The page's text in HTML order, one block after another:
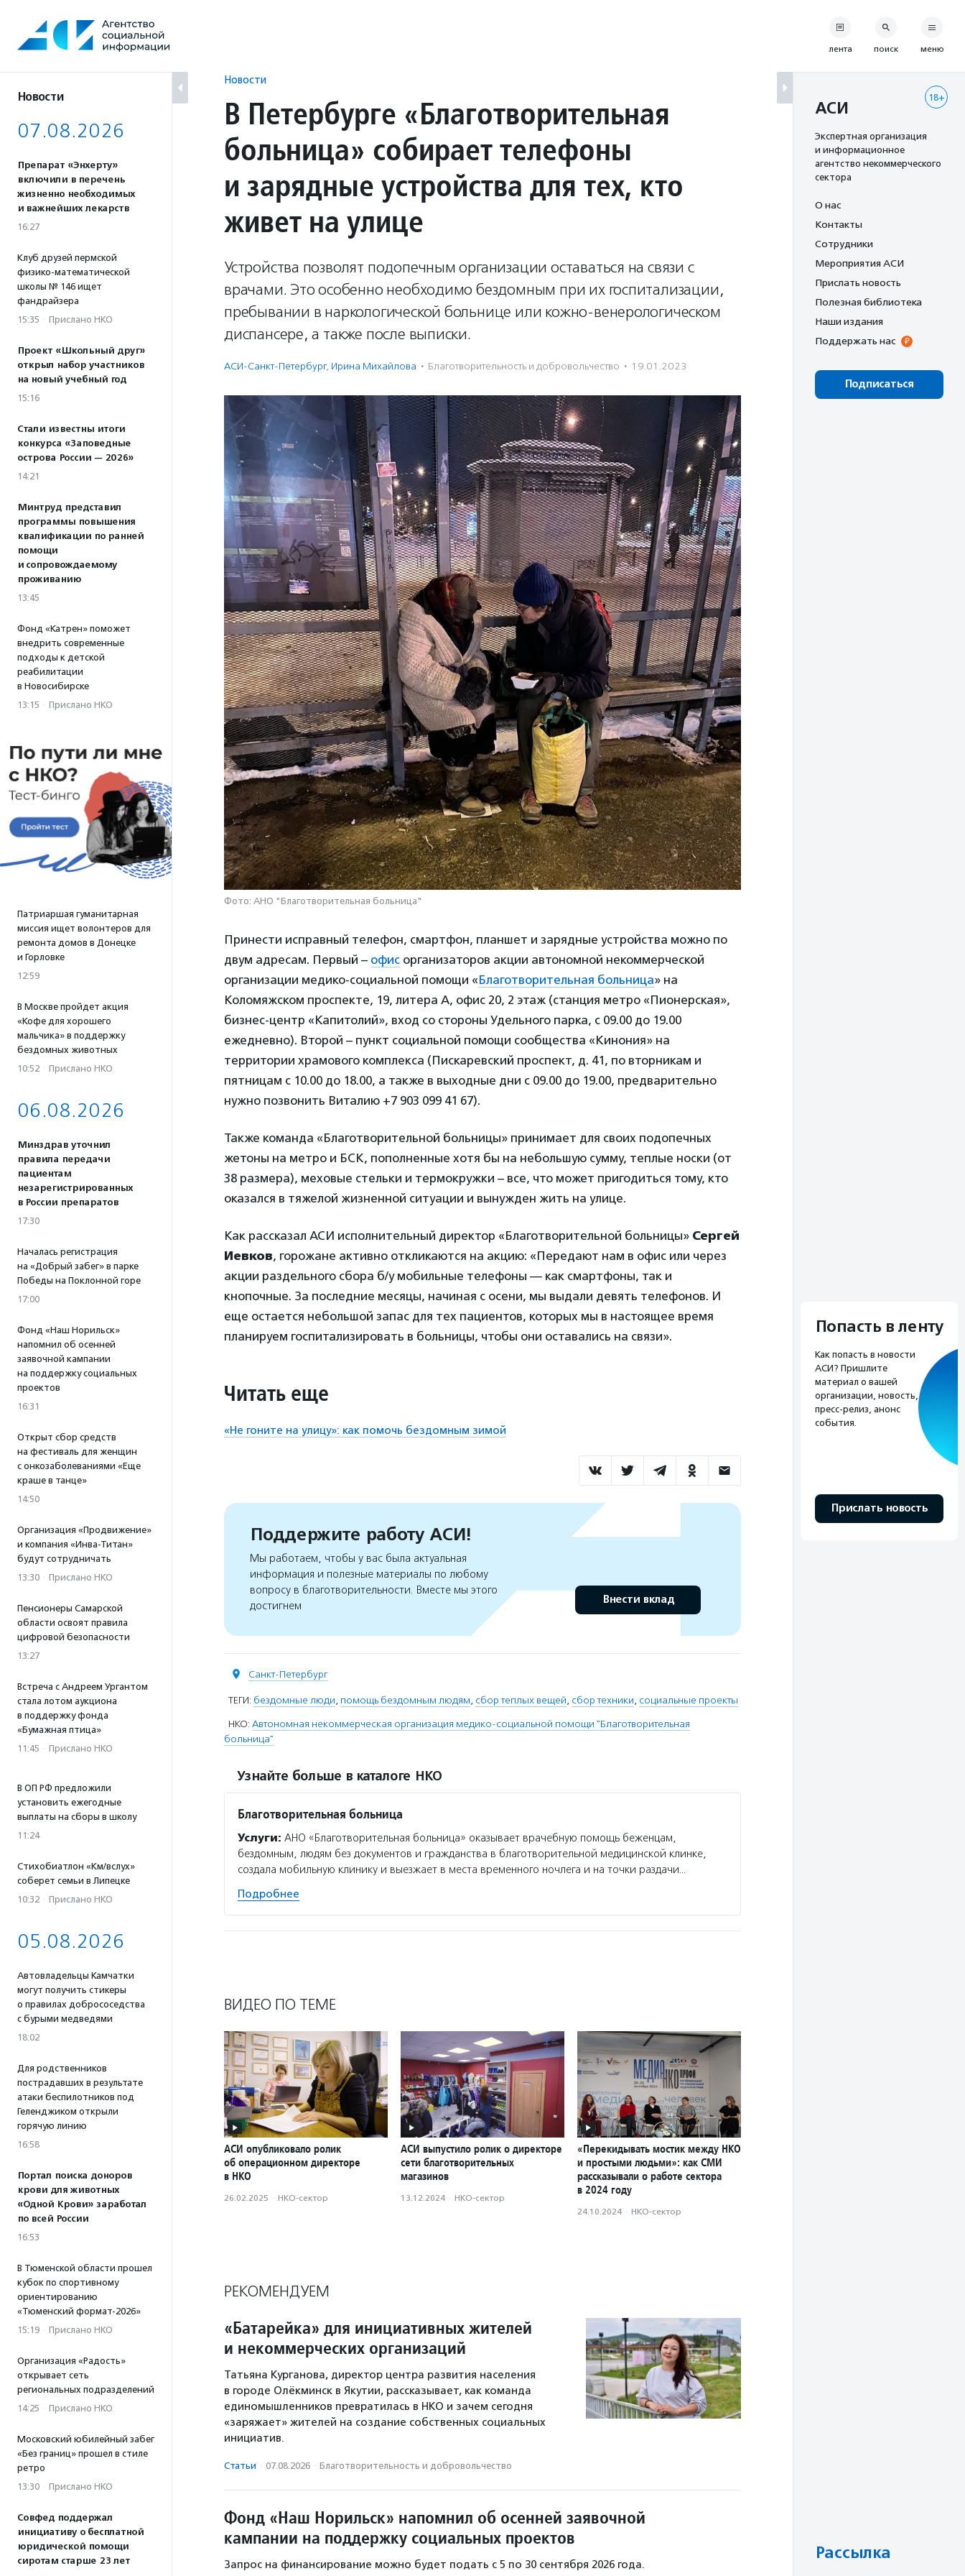
содержанию
Новости
07.08.2026
Препарат «Энхерту»
включили в перечень
жизненно необходимых
и важнейших лекарств
16:27
Клуб друзей пермской
физико-математической
школы № 146 ищет
фандрайзера
15:35 · Прислано НКО
Проект «Школьный друг»
открыл набор участников
на новый учебный год
15:16
Стали известны итоги
конкурса «Заповедные
острова России — 2026»
14:21
Минтруд представил
программы повышения
квалификации по ранней
помощи
и сопровождаемому
проживанию
13:45
Фонд «Катрен» поможет
внедрить современные
подходы к детской
реабилитации
в Новосибирске
13:15 · Прислано НКО
Патриаршая гуманитарная
миссия ищет волонтеров для
ремонта домов в Донецке
и Горловке
12:59
В Москве пройдет акция
«Кофе для хорошего
мальчика» в поддержку
бездомных животных
10:52 · Прислано НКО
06.08.2026
Минздрав уточнил
правила передачи
пациентам
незарегистрированных
в России препаратов
17:30
Началась регистрация
на «Добрый забег» в парке
Победы на Поклонной горе
17:00
Фонд «Наш Норильск»
напомнил об осенней
заявочной кампании
на поддержку социальных
проектов
16:31
Открыт сбор средств
на фестиваль для женщин
с онкозаболеваниями «Еще
краше в танце»
14:50
Организация «Продвижение»
и компания «Инва-Титан»
будут сотрудничать
13:30 · Прислано НКО
Пенсионеры Самарской
области освоят правила
цифровой безопасности
13:27
Встреча с Андреем Ургантом
стала лотом аукциона
в поддержку фонда
«Бумажная птица»
11:45 · Прислано НКО
В ОП РФ предложили
установить ежегодные
выплаты на сборы в школу
11:24
Стихобиатлон «Км/вслух»
соберет семьи в Липецке
10:32 · Прислано НКО
05.08.2026
Автовладельцы Камчатки
могут получить стикеры
о правилах добрососедства
с бурыми медведями
18:02
Для родственников
пострадавших в результате
атаки беспилотников под
Геленджиком открыли
горячую линию
16:58
Портал поиска доноров
крови для животных
«Одной Крови» заработал
по всей России
16:53
В Тюменской области прошел
кубок по спортивному
ориентированию
«Тюменский формат-2026»
15:19 · Прислано НКО
Организация «Радость»
открывает сеть
региональных подразделений
14:25 · Прислано НКО
Московский юбилейный забег
«Без границ» прошел в стиле
ретро
13:30 · Прислано НКО
Совфед поддержал
инициативу о бесплатной
юридической помощи
сиротам старше 23 лет
Новости
В Петербурге «Благотворительная
больница» собирает телефоны
и зарядные устройства для тех, кто
живет на улице
Устройства позволят подопечным организации оставаться на связи с
врачами. Это особенно необходимо бездомным при их госпитализации,
пребывании в наркологической больнице или кожно-венерологическом
диспансере, а также после выписки.
АСИ-Санкт-Петербург, Ирина Михайлова · Благотвори­тель­ность и доброволь­чест­во · 19.01.2023
Фото: АНО "Благотворительная больница"
Принести исправный телефон, смартфон, планшет и зарядные устройства можно по
двум адресам. Первый – офис организаторов акции автономной некоммерческой
организации медико-социальной помощи «Благотворительная больница» на
Коломяжском проспекте, 19, литера А, офис 20, 2 этаж (станция метро «Пионерская»,
бизнес-центр «Капитолий», вход со стороны Удельного парка, с 09.00 до 19.00
ежедневно). Второй – пункт социальной помощи сообщества «Кинония» на
территории храмового комплекса (Пискаревский проспект, д. 41, по вторникам и
пятницам с 10.00 до 18.00, а также в выходные дни с 09.00 до 19.00, предварительно
нужно позвонить Виталию +7 903 099 41 67).
Также команда «Благотворительной больницы» принимает для своих подопечных
жетоны на метро и БСК, пополненные хотя бы на небольшую сумму, теплые носки (от
38 размера), меховые стельки и термокружки – все, что может пригодиться тому, кто
оказался в тяжелой жизненной ситуации и вынужден жить на улице.
Как рассказал АСИ исполнительный директор «Благотворительной больницы» Сергей
Иевков, горожане активно откликаются на акцию: «Передают нам в офис или через
акции раздельного сбора б/у мобильные телефоны — как смартфоны, так и
кнопочные. За последние месяцы, начиная с осени, мы выдали девять телефонов. И
еще остается небольшой запас для тех пациентов, которых мы в настоящее время
планируем госпитализировать в больницы, чтобы они оставались на связи».
Читать еще
«Не гоните на улицу»: как помочь бездомным зимой
Поддержите работу АСИ!
Мы работаем, чтобы у вас была актуальная
информация и полезные материалы по любому
вопросу в благотворительности. Вместе мы этого
достигнем
Внести вклад
Санкт-Петербург
ТЕГИ: бездомные люди, помощь бездомным людям, сбор теплых вещей, сбор техники, социальные проекты
НКО: Автономная некоммерческая организация медико-социальной помощи "Благотворительная
больница"
Узнайте больше в каталоге НКО
Благотворительная больница
Услуги: АНО «Благотворительная больница» оказывает врачебную помощь беженцам,
бездомным, людям без документов и гражданства в благотворительной медицинской клинке,
создала мобильную клинику и выезжает в места временного ночлега и на точки раздачи…
Подробнее
ВИДЕО ПО ТЕМЕ
АСИ опубликовало ролик
об операционном директоре
в НКО
26.02.2025 · НКО-сектор
АСИ выпустило ролик о директоре
сети благотворительных
магазинов
13.12.2024 · НКО-сектор
«Перекидывать мостик между НКО
и простыми людьми»: как СМИ
рассказывали о работе сектора
в 2024 году
24.10.2024 · НКО-сектор
РЕКОМЕНДУЕМ
«Батарейка» для инициативных жителей
и некоммерческих организаций
Татьяна Курганова, директор центра развития населения
в городе Олёкминск в Якутии, рассказывает, как команда
единомышленников превратилась в НКО и зачем сегодня
«заряжает» жителей на создание собственных социальных
инициатив.
Статьи · 07.08.2026 · Благотвори­тель­ность и доброволь­чест­во
Фонд «Наш Норильск» напомнил об осенней заявочной
кампании на поддержку социальных проектов
Запрос на финансирование можно будет подать с 5 по 30 сентября 2026 года.
лента поиск меню
18+
АСИ
Экспертная организация
и информационное
агентство некоммерческого
сектора
О нас
Контакты
Сотрудники
Мероприятия АСИ
Прислать новость
Полезная библиотека
Наши издания
Поддержать нас
Подписаться
Попасть в ленту
Как попасть в новости
АСИ? Пришлите
материал о вашей
организации, новость,
пресс-релиз, анонс
события.
Прислать новость
Рассылка